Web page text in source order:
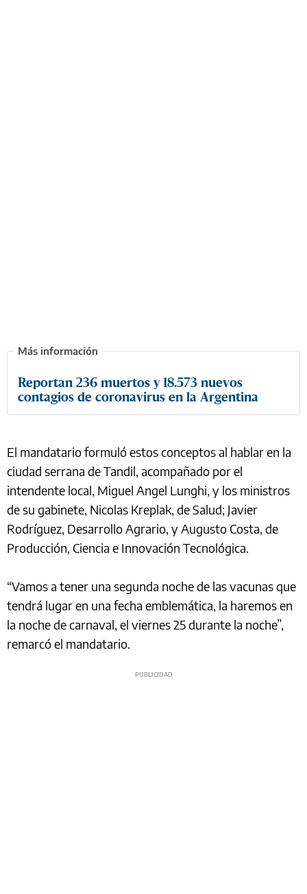
Reportan 236 muertos y 18.573 nuevos
contagios de coronavirus en la Argentina
El mandatario formuló estos conceptos al hablar en la
ciudad serrana de Tandil, acompañado por el
intendente local, Miguel Angel Lunghi, y los ministros
de su gabinete, Nicolas Kreplak, de Salud; Javier
Rodríguez, Desarrollo Agrario, y Augusto Costa, de
Producción, Ciencia e Innovación Tecnológica.
“Vamos a tener una segunda noche de las vacunas que
tendrá lugar en una fecha emblemática, la haremos en
la noche de carnaval, el viernes 25 durante la noche”,
remarcó el mandatario.